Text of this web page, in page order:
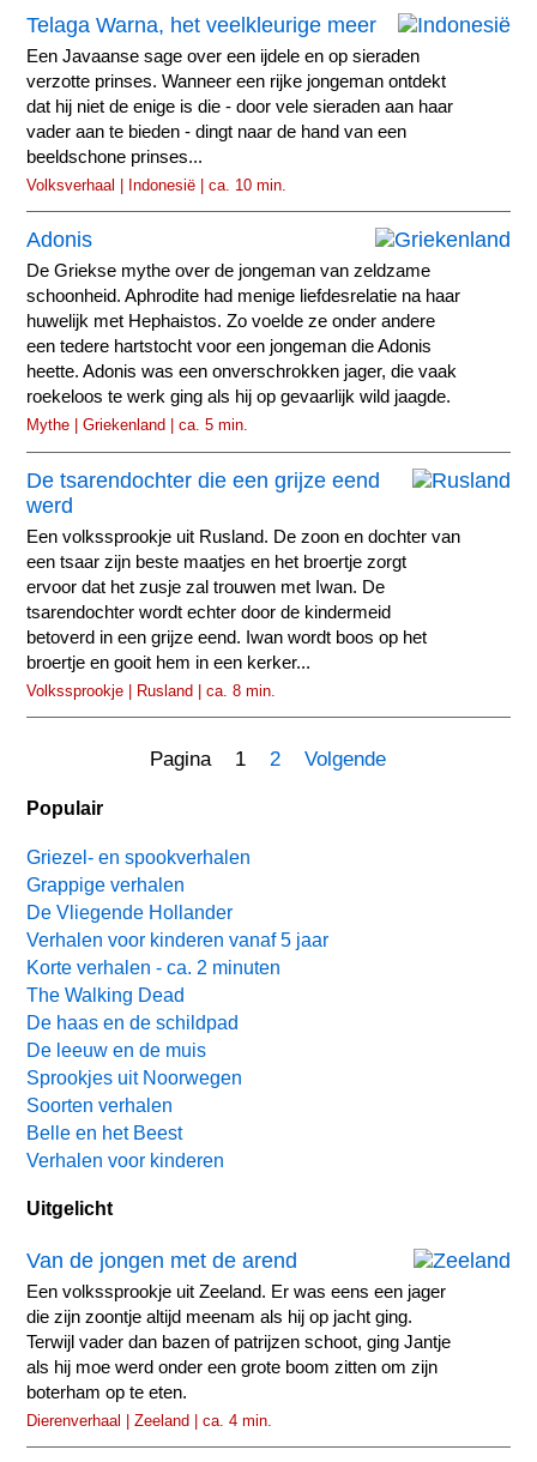
Telaga Warna, het veelkleurige meer
Een Javaanse sage over een ijdele en op sieraden
verzotte prinses. Wanneer een rijke jongeman ontdekt
dat hij niet de enige is die - door vele sieraden aan haar
vader aan te bieden - dingt naar de hand van een
beeldschone prinses...
Volksverhaal | Indonesië | ca. 10 min.
Adonis
De Griekse mythe over de jongeman van zeldzame
schoonheid. Aphrodite had menige liefdesrelatie na haar
huwelijk met Hephaistos. Zo voelde ze onder andere
een tedere hartstocht voor een jongeman die Adonis
heette. Adonis was een onverschrokken jager, die vaak
roekeloos te werk ging als hij op gevaarlijk wild jaagde.
Mythe | Griekenland | ca. 5 min.
De tsarendochter die een grijze eend
werd
Een volkssprookje uit Rusland. De zoon en dochter van
een tsaar zijn beste maatjes en het broertje zorgt
ervoor dat het zusje zal trouwen met Iwan. De
tsarendochter wordt echter door de kindermeid
betoverd in een grijze eend. Iwan wordt boos op het
broertje en gooit hem in een kerker...
Volkssprookje | Rusland | ca. 8 min.
Pagina 12 Volgende
Populair
Griezel- en spookverhalen
Grappige verhalen
De Vliegende Hollander
Verhalen voor kinderen vanaf 5 jaar
Korte verhalen - ca. 2 minuten
The Walking Dead
De haas en de schildpad
De leeuw en de muis
Sprookjes uit Noorwegen
Soorten verhalen
Belle en het Beest
Verhalen voor kinderen
Uitgelicht
Van de jongen met de arend
Een volkssprookje uit Zeeland. Er was eens een jager
die zijn zoontje altijd meenam als hij op jacht ging.
Terwijl vader dan bazen of patrijzen schoot, ging Jantje
als hij moe werd onder een grote boom zitten om zijn
boterham op te eten.
Dierenverhaal | Zeeland | ca. 4 min.